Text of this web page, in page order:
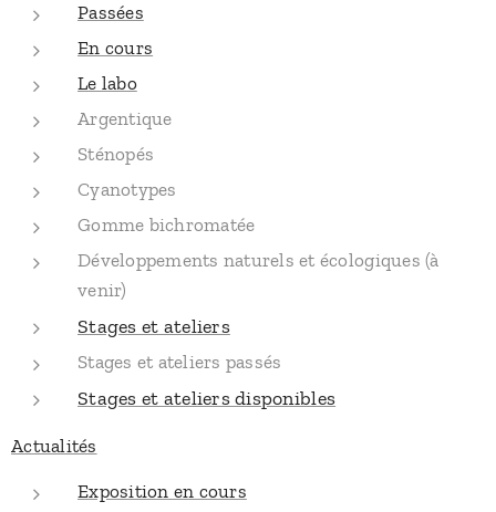
Passées
En cours
Le labo
Argentique
Sténopés
Cyanotypes
Gomme bichromatée
Développements naturels et écologiques (à
venir)
Stages et ateliers
Stages et ateliers passés
Stages et ateliers disponibles
Actualités
Exposition en cours